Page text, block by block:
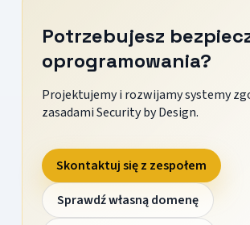
Potrzebujesz
oprogramowania?
Projektujemy i rozwijamy systemy
zasadami Security by Design.
Skontaktuj się z zespołem
Sprawdź własną domenę